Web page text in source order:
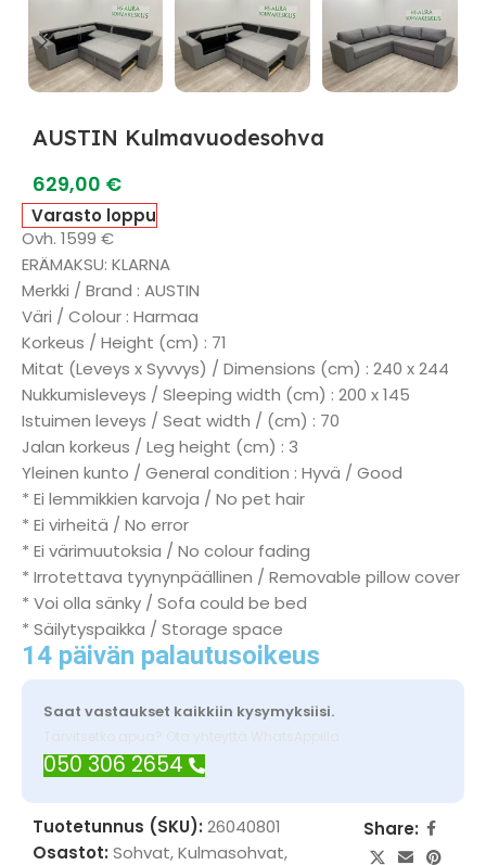
AUSTIN Kulmavuodesohva
629,00 €
Varasto loppu
Ovh. 1599 €
ERÄMAKSU: KLARNA
Merkki / Brand : AUSTIN
Väri / Colour : Harmaa
Korkeus / Height (cm) : 71
Mitat (Leveys x Syvvys) / Dimensions (cm) : 240 x 244
Nukkumisleveys / Sleeping width (cm) : 200 x 145
Istuimen leveys / Seat width / (cm) : 70
Jalan korkeus / Leg height (cm) : 3
Yleinen kunto / General condition : Hyvä / Good
* Ei lemmikkien karvoja / No pet hair
* Ei virheitä / No error
* Ei värimuutoksia / No colour fading
* Irrotettava tyynynpäällinen / Removable pillow cover
* Voi olla sänky / Sofa could be bed
* Säilytyspaikka / Storage space
14 päivän palautusoikeus
Saat vastaukset kaikkiin kysymyksiisi.
Tarvitsetko apua? Ota yhteyttä WhatsAppilla
050 306 2654
Tuotetunnus (SKU): 26040801
Osastot: Sohvat,Kulmasohvat,
Share: